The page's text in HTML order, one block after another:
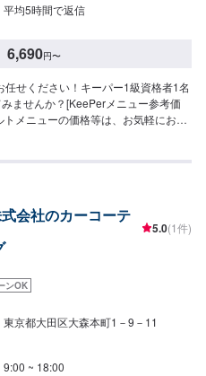
平均5時間で返信
6,690円〜
せください！キーパー1級資格者1名
ませんか？[KeePerメニュー参考価
メニューの価格等は、お気軽にお問
スで耐久（1回/1年のメンテナンスで
円[Mサイズ]64,400円[Lサイ
ズ]◉フレッシュキーパーガラス被膜＋
ンテナンスで1年以上耐久。降雨に
円[SSサイズ]29,500円[Sサイ
円LLサイズ]42,900円[XLサイ
ン被膜の二層構造1年間ノーメンテ
感のあるツヤが出て、紫外線からボ
ズ]19,500円[Sサイズ]21,800円[Mサイ
]32,900円[XLサイズ]◉ピュアキーパー
会社のカーコーテ
5.0(1件)
ンOK
東京都大田区大森本町1－9－11
9:00 ~ 18:00